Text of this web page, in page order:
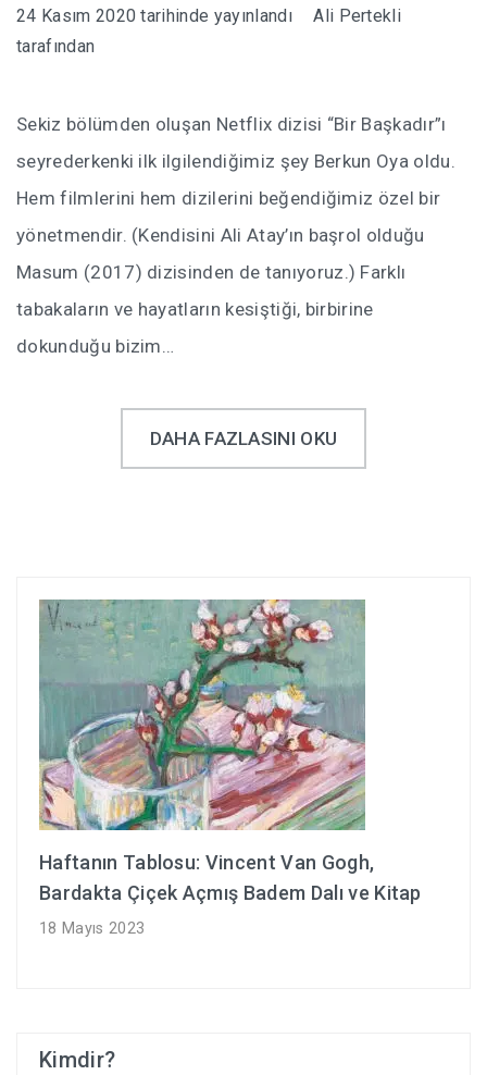
24 Kasım 2020 tarihinde yayınlandı
Ali Pertekli
tarafından
Sekiz bölümden oluşan Netflix dizisi “Bir Başkadır”ı
seyrederkenki ilk ilgilendiğimiz şey Berkun Oya oldu.
Hem filmlerini hem dizilerini beğendiğimiz özel bir
yönetmendir. (Kendisini Ali Atay’ın başrol olduğu
Masum (2017) dizisinden de tanıyoruz.) Farklı
tabakaların ve hayatların kesiştiği, birbirine
dokunduğu bizim…
DAHA FAZLASINI OKU
Haftanın Tablosu: Vincent Van Gogh,
Bardakta Çiçek Açmış Badem Dalı ve Kitap
18 Mayıs 2023
Kimdir?